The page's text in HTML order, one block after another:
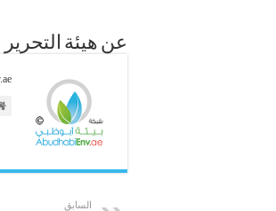
عن هيئة التحرير
السابق